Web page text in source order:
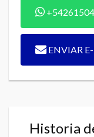
ENVIAR
Historia